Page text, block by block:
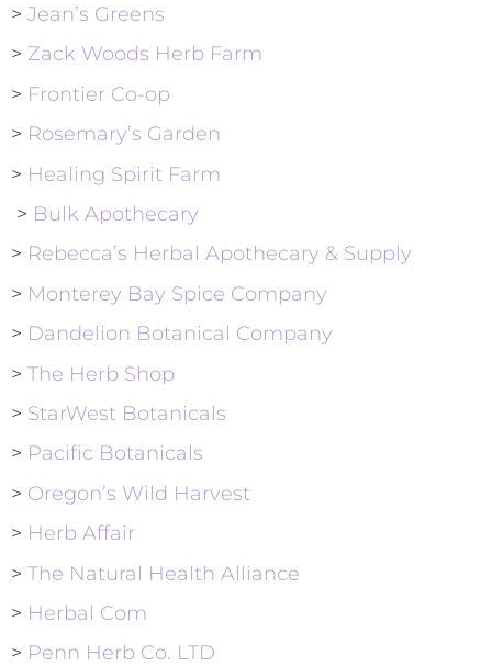
> Jean’s Greens
> Zack Woods Herb Farm
> Frontier Co-op
> Rosemary’s Garden
> Healing Spirit Farm
> Bulk Apothecary
> Rebecca’s Herbal Apothecary & Supply
> Monterey Bay Spice Company
> Dandelion Botanical Company
> The Herb Shop
> StarWest Botanicals
> Pacific Botanicals
> Oregon’s Wild Harvest
> Herb Affair
> The Natural Health Alliance
> Herbal Com
> Penn Herb Co. LTD